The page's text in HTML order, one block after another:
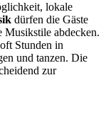
lokale
dürfen die Gäste
Musikstile abdecken.
Stunden in
und tanzen. Die
zur